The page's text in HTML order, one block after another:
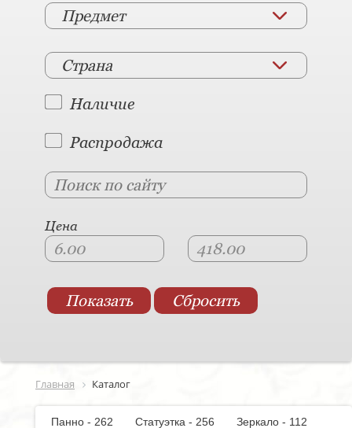
Предмет
Страна
Наличие
Распродажа
Цена
Главная Каталог
Панно - 262 Статуэтка - 256
Зеркало - 112